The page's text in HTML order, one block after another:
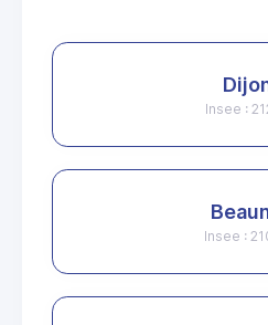
Insee :
Insee :